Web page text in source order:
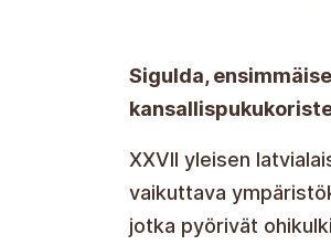
Sigulda,
XXVII yleisen
vaikuttava
jotka pyörivät